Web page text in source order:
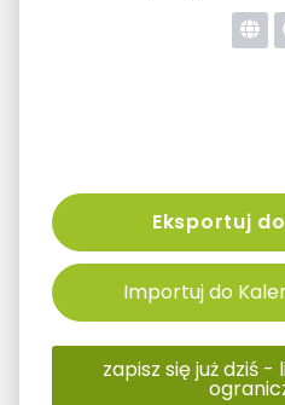
Eksportuj
Importuj do
zapisz się już dziś